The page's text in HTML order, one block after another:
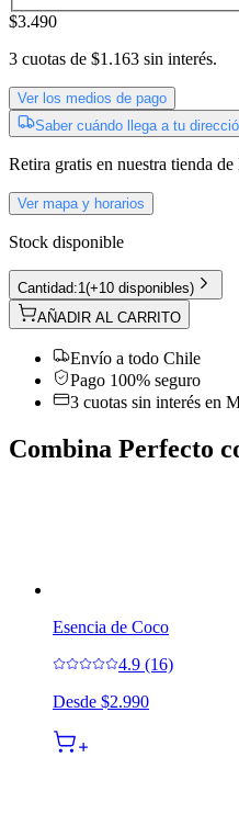
$3.490
3 cuotas de $1.163 sin interés.
Ver los medios de pago
Saber cuándo llega a tu
Retira gratis en nuestra tienda de
Ver mapa y horarios
Stock disponible
Cantidad:1(+10 disponibles)
AÑADIR AL CARRITO
Envío a todo Chile
Pago 100% seguro
3 cuotas sin interés en
Combina Perfecto
Esencia de Coco
4.9 (16)
Desde $2.990